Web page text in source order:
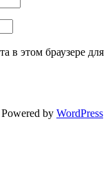
в этом браузере для
by WordPress